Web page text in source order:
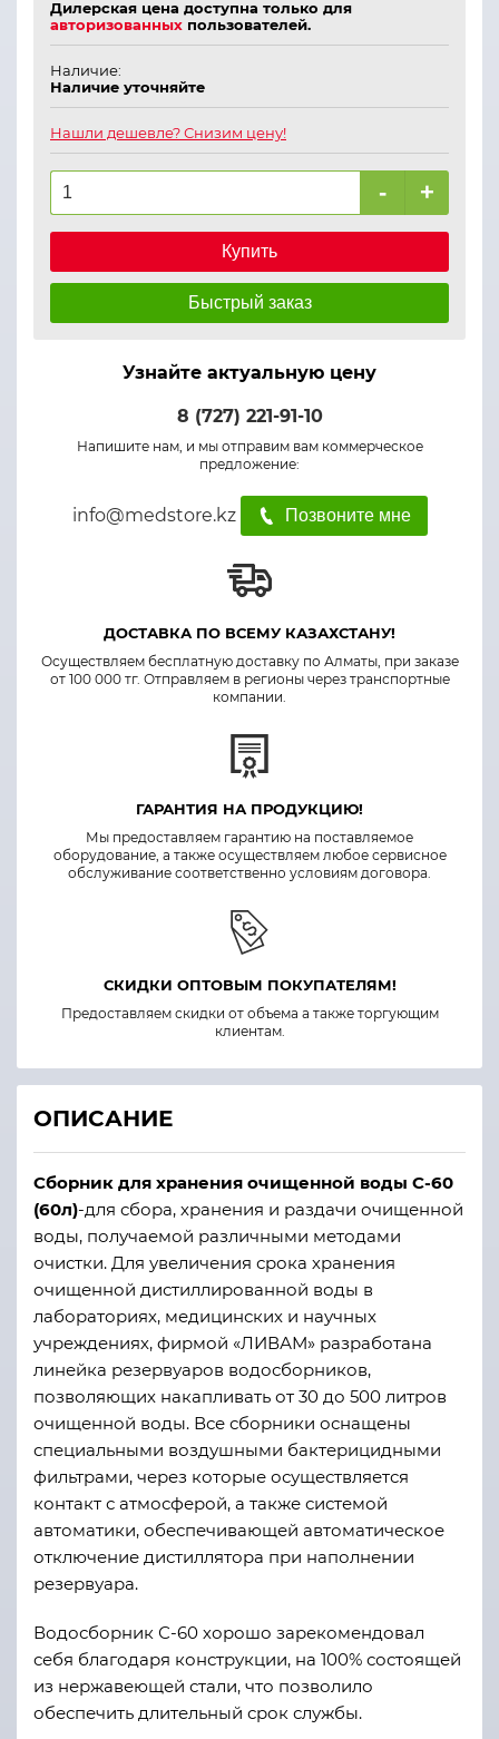
Дилерская цена доступна только для
авторизованных пользователей.
Наличие:
Наличие уточняйте
Нашли дешевле? Снизим цену!
- +
Купить
Быстрый заказ
Узнайте актуальную цену
8 (727) 221-91-10
Напишите нам, и мы отправим вам коммерческое
предложение:
info@medstore.kz Позвоните мне
ДОСТАВКА ПО ВСЕМУ КАЗАХСТАНУ!
Осуществляем бесплатную доставку по Алматы, при заказе
от 100 000 тг. Отправляем в регионы через транспортные
компании.
ГАРАНТИЯ НА ПРОДУКЦИЮ!
Мы предоставляем гарантию на поставляемое
оборудование, а также осуществляем любое сервисное
обслуживание соответственно условиям договора.
СКИДКИ ОПТОВЫМ ПОКУПАТЕЛЯМ!
Предоставляем скидки от объема а также торгующим
клиентам.
ОПИСАНИЕ
Сборник для хранения очищенной воды С-60
(60л)-для сбора, хранения и раздачи очищенной
воды, получаемой различными методами
очистки. Для увеличения срока хранения
очищенной дистиллированной воды в
лабораториях, медицинских и научных
учреждениях, фирмой «ЛИВАМ» разработана
линейка резервуаров водосборников,
позволяющих накапливать от 30 до 500 литров
очищенной воды. Все сборники оснащены
специальными воздушными бактерицидными
фильтрами, через которые осуществляется
контакт с атмосферой, а также системой
автоматики, обеспечивающей автоматическое
отключение дистиллятора при наполнении
резервуара.
Водосборник С-60 хорошо зарекомендовал
себя благодаря конструкции, на 100% состоящей
из нержавеющей стали, что позволило
обеспечить длительный срок службы.